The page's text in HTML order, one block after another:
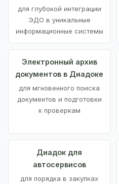
для глубокой интеграции
ЭДО в уникальные
информационные системы
Электронный архив
документов в Диадоке
для мгновенного поиска
документов и подготовки
к проверкам
Диадок для
автосервисов
для порядка в закупках